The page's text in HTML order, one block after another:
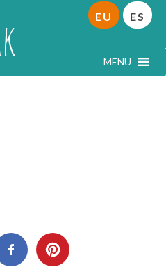
MENU
EU ES